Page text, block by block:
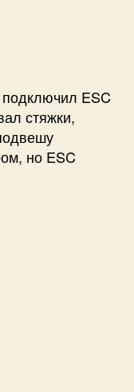
подключил ESC
стяжки,
но ESC